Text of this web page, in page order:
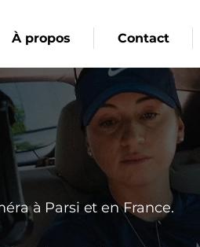
À propos Contact
à Parsi et en France.